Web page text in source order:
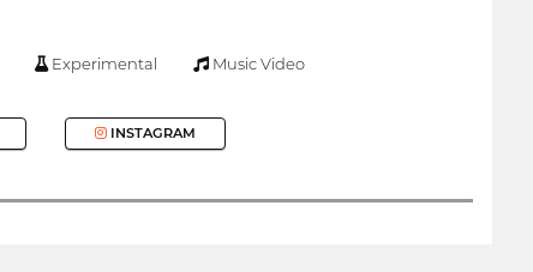
Experimental Music Video
INSTAGRAM